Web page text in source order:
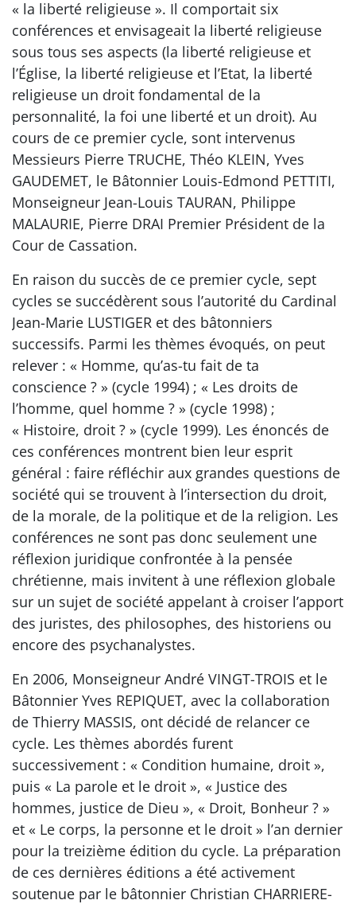
« la liberté religieuse ». Il comportait six
conférences et envisageait la liberté religieuse
sous tous ses aspects (la liberté religieuse et
l’Église, la liberté religieuse et l’Etat, la liberté
religieuse un droit fondamental de la
personnalité, la foi une liberté et un droit). Au
cours de ce premier cycle, sont intervenus
Messieurs Pierre TRUCHE, Théo KLEIN, Yves
GAUDEMET, le Bâtonnier Louis-Edmond PETTITI,
Monseigneur Jean-Louis TAURAN, Philippe
MALAURIE, Pierre DRAI Premier Président de la
Cour de Cassation.
En raison du succès de ce premier cycle, sept
cycles se succédèrent sous l’autorité du Cardinal
Jean-Marie LUSTIGER et des bâtonniers
successifs. Parmi les thèmes évoqués, on peut
relever : « Homme, qu’as-tu fait de ta
conscience ? » (cycle 1994) ; « Les droits de
l’homme, quel homme ? » (cycle 1998) ;
« Histoire, droit ? » (cycle 1999). Les énoncés de
ces conférences montrent bien leur esprit
général : faire réfléchir aux grandes questions de
société qui se trouvent à l’intersection du droit,
de la morale, de la politique et de la religion. Les
conférences ne sont pas donc seulement une
réflexion juridique confrontée à la pensée
chrétienne, mais invitent à une réflexion globale
sur un sujet de société appelant à croiser l’apport
des juristes, des philosophes, des historiens ou
encore des psychanalystes.
En 2006, Monseigneur André VINGT-TROIS et le
Bâtonnier Yves REPIQUET, avec la collaboration
de Thierry MASSIS, ont décidé de relancer ce
cycle. Les thèmes abordés furent
successivement : « Condition humaine, droit »,
puis « La parole et le droit », « Justice des
hommes, justice de Dieu », « Droit, Bonheur ? »
et « Le corps, la personne et le droit » l’an dernier
pour la treizième édition du cycle. La préparation
de ces dernières éditions a été activement
soutenue par le bâtonnier Christian CHARRIERE-